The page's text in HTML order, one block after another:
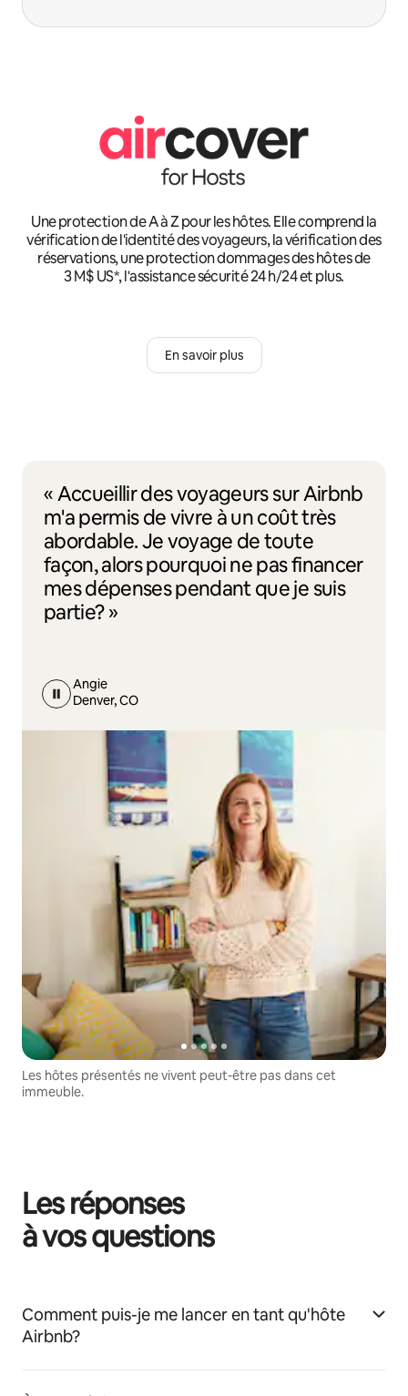
Une protection de A à Z pour les hôtes. Elle comprend la
vérification de l'identité des voyageurs, la vérification des
réservations, une protection dommages des hôtes de
3 M$ US*, l'assistance sécurité 24 h/24 et plus.
En savoir plus
« Accueillir des voyageurs sur Airbnb
m'a permis de vivre à un coût très
abordable. Je voyage de toute
façon, alors pourquoi ne pas financer
mes dépenses pendant que je suis
partie? »
Angie
Denver, CO
Les hôtes présentés ne vivent peut-être pas dans cet
immeuble.
Les réponses
à vos questions
Comment puis-je me lancer en tant qu'hôte
Airbnb?